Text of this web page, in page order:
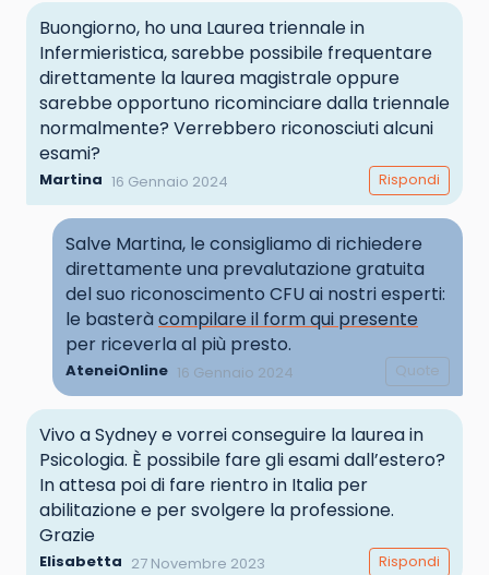
Buongiorno, ho una Laurea triennale in
Infermieristica, sarebbe possibile frequentare
direttamente la laurea magistrale oppure
sarebbe opportuno ricominciare dalla triennale
normalmente? Verrebbero riconosciuti alcuni
esami?
Martina 16 Gennaio 2024 Rispondi
Salve Martina, le consigliamo di richiedere
direttamente una prevalutazione gratuita
del suo riconoscimento CFU ai nostri esperti:
le basterà compilare il form qui presente
per riceverla al più presto.
AteneiOnline 16 Gennaio 2024 Quote
Vivo a Sydney e vorrei conseguire la laurea in
Psicologia. È possibile fare gli esami dall’estero?
In attesa poi di fare rientro in Italia per
abilitazione e per svolgere la professione.
Grazie
Elisabetta 27 Novembre 2023 Rispondi